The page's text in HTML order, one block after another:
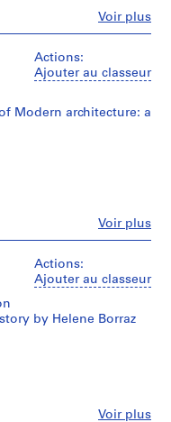
Voir plus
Actions:
Ajouter au classeur
Voir plus
Modern architecture: a
Actions:
Ajouter au classeur
Voir plus
by Helene Borraz